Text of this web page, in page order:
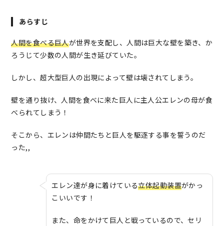
あらすじ
人間を食べる巨人が世界を支配し、人間は巨大な壁を築き、か
ろうじて少数の人間が生き延びていた。
しかし、超大型巨人の出現によって壁は壊されてしまう。
壁を通り抜け、人間を食べに来た巨人に主人公エレンの母が食
べられてしまう！
そこから、エレンは仲間たちと巨人を駆逐する事を誓うのだ
った,,
エレン達が身に着けている立体起動装置がかっ
こいいです！
また、命をかけて巨人と戦っているので、セリ